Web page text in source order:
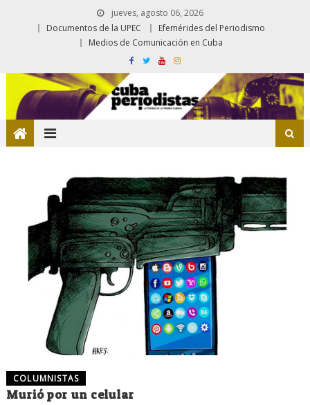
jueves, agosto 06, 2026
Documentos de la UPEC
Efemérides del Periodismo
Medios de Comunicación en Cuba
COLUMNISTAS
Murió por un celular